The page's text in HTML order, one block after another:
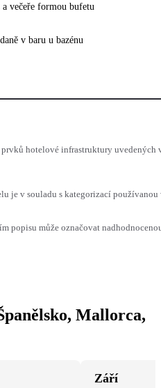
večeře formou bufetu
v baru u bazénu
hotelové infrastruktury uvedených
je v souladu s kategorizací
popisu může označovat
Mallorca,
Září